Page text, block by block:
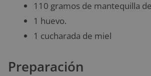
110 gramos de mantequilla
1 huevo.
1 cucharada de miel
Preparación